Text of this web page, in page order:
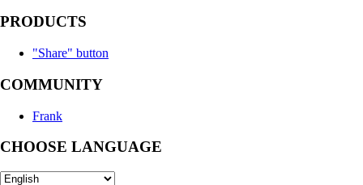
PRODUCTS
"Share" button
COMMUNITY
Frank
CHOOSE LANGUAGE